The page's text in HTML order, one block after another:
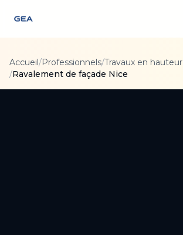
Accueil/Professionnels/Travaux en hauteur
/Ravalement de façade Nice